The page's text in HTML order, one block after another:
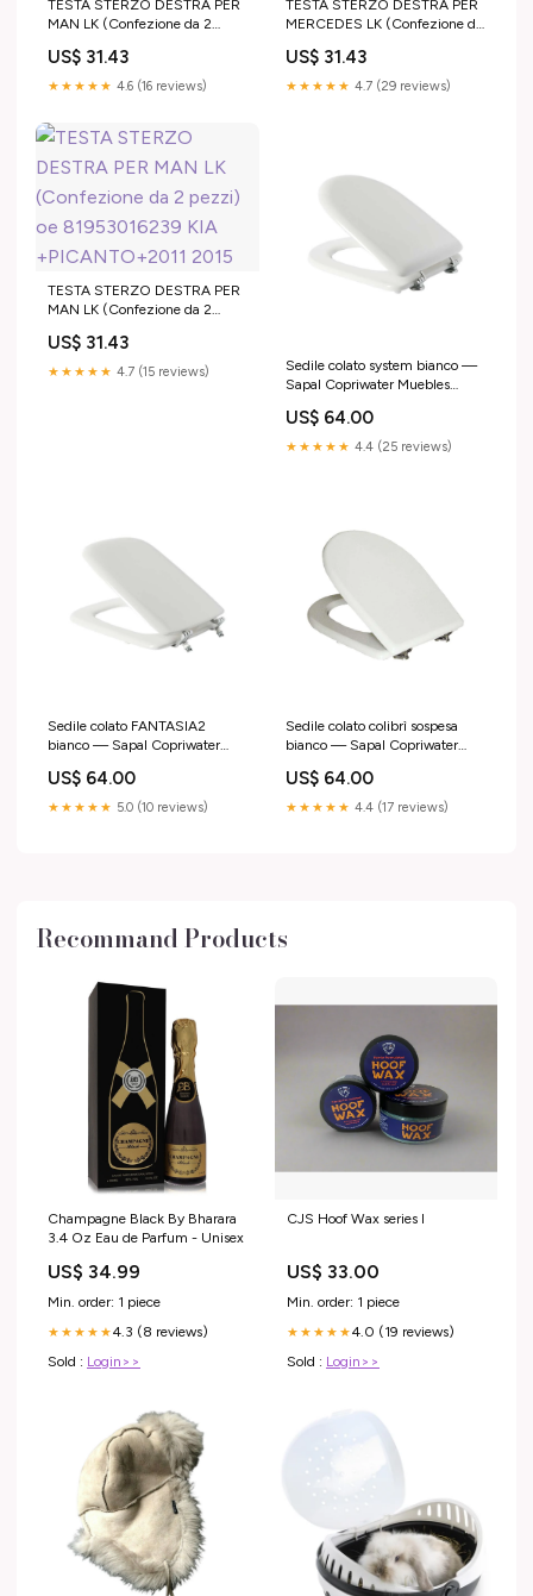
TESTA STERZO DESTRA PER
MAN LK (Confezione da 2
Carrozzeria_Scudetti - Adesivi
US$ 31.43
★★★★★ 4.6 (16 reviews)
TESTA STERZO DESTRA PER
MERCEDES LK (Confezione da
CHEVROLET DAEWOO
+TACUMA+2001 2005
US$ 31.43
★★★★★ 4.7 (29 reviews)
TESTA STERZO DESTRA PER
MAN LK (Confezione da 2
+PICANTO+2011 2015
US$ 31.43
★★★★★ 4.7 (15 reviews)
Sedile colato system bianco —
Sapal Copriwater Muebles
US$ 64.00
★★★★★ 4.4 (25 reviews)
Sedile colato FANTASIA2
bianco — Sapal Copriwater
US$ 64.00
★★★★★ 5.0 (10 reviews)
Sedile colato colibrì sospesa
bianco — Sapal Copriwater
US$ 64.00
★★★★★ 4.4 (17 reviews)
Recommand Products
Champagne Black By Bharara
3.4 Oz Eau de Parfum - Unisex
US$ 34.99
Min. order: 1 piece
★★★★★4.3 (8 reviews)
Sold : Login>>
CJS Hoof Wax series I
US$ 33.00
Min. order: 1 piece
★★★★★4.0 (19 reviews)
Sold : Login>>